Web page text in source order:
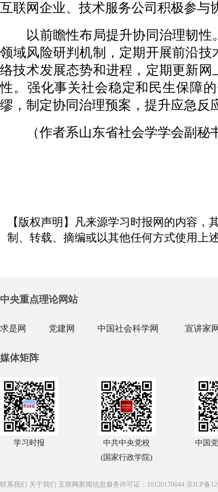
互联网企业、技术服务公司积极参与
以前瞻性布局提升协同治理韧性
领域风险研判机制，定期开展前沿
络技术发展态势和进程，定期更新
性。强化事关社会稳定和民生保障
缪，制定协同治理预案，提升应急反
（作者系山东省社会学学会副秘
【版权声明】凡来源学习时报网的内容
制、转载、摘编或以其他任何方式使用上
中央重点理论网站
求是网 党建网 中国社会科学网 宣讲家
媒体矩阵
学习时报
中共中央党校
(国家行政学院)
中国
联系我们 关于我们 互联网新闻信息服务许可证：10120170044 京ICP备